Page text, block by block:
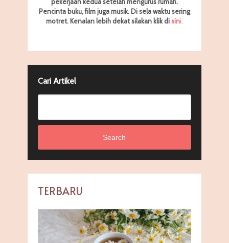
Pencinta buku, film juga musik. Di sela waktu sering
motret. Kenalan lebih dekat silakan klik disini
Cari Artikel
Search
TERBARU